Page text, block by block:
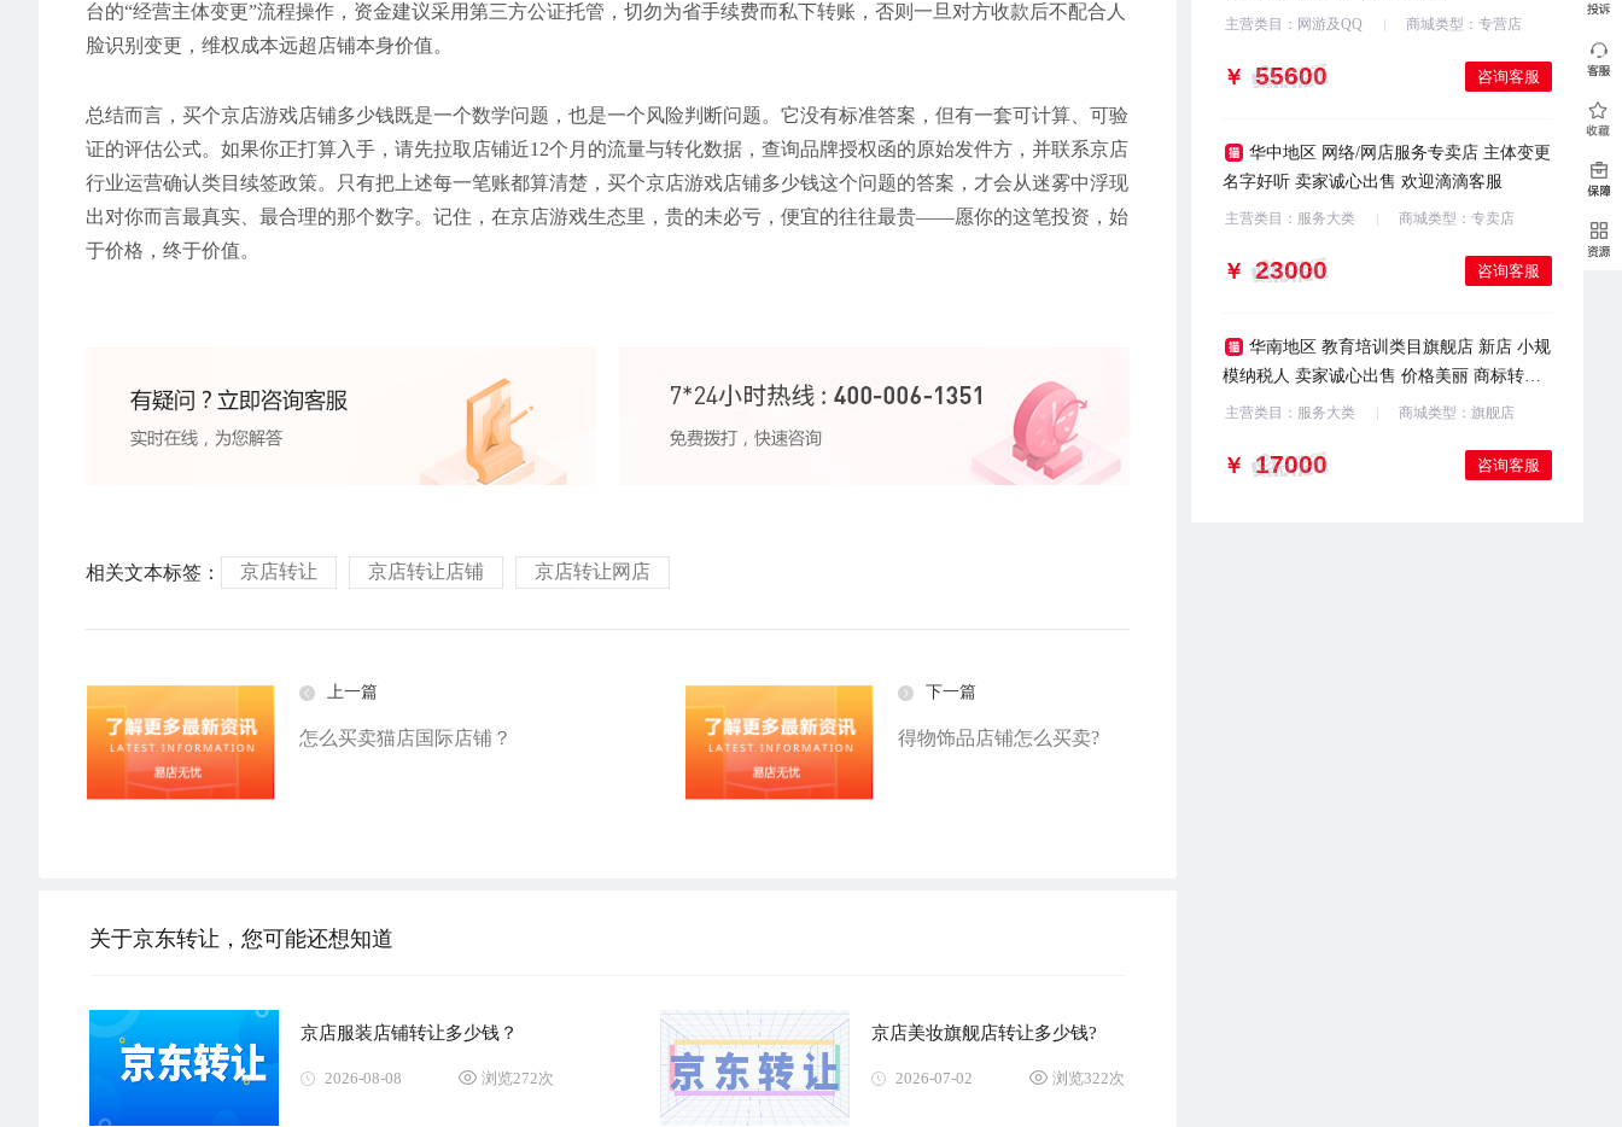
台的“经营主体变更”流程操作，资金建议采用第三方公证托管，切勿为省手续费而私下转账，否则一旦对方收款后不配合人
脸识别变更，维权成本远超店铺本身价值。
总结而言，买个京店游戏店铺多少钱既是一个数学问题，也是一个风险判断问题。它没有标准答案，但有一套可计算、可验
证的评估公式。如果你正打算入手，请先拉取店铺近12个月的流量与转化数据，查询品牌授权函的原始发件方，并联系京店
行业运营确认类目续签政策。只有把上述每一笔账都算清楚，买个京店游戏店铺多少钱这个问题的答案，才会从迷雾中浮现
出对你而言最真实、最合理的那个数字。记住，在京店游戏生态里，贵的未必亏，便宜的往往最贵——愿你的这笔投资，始
于价格，终于价值。
相关文本标签： 京店转让 京店转让店铺 京店转让网店
上一篇
怎么买卖猫店国际店铺？
下一篇
得物饰品店铺怎么买卖?
关于京东转让，您可能还想知道
京店服装店铺转让多少钱？
2026-08-08 浏览272次
京店美妆旗舰店转让多少钱?
2026-07-02 浏览322次
主营类目：网游及QQ 商城类型：专营店
￥ 咨询客服
华中地区 网络/网店服务专卖店 主体变更
名字好听 卖家诚心出售 欢迎滴滴客服
主营类目：服务大类 商城类型：专卖店
￥ 咨询客服
华南地区 教育培训类目旗舰店 新店 小规
模纳税人 卖家诚心出售 价格美丽 商标转让
欢迎滴滴客服
主营类目：服务大类 商城类型：旗舰店
￥ 咨询客服